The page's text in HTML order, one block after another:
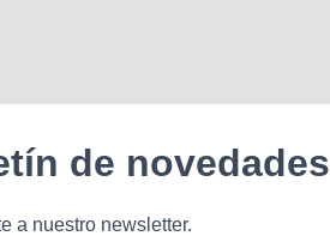
de novedades
a nuestro newsletter.